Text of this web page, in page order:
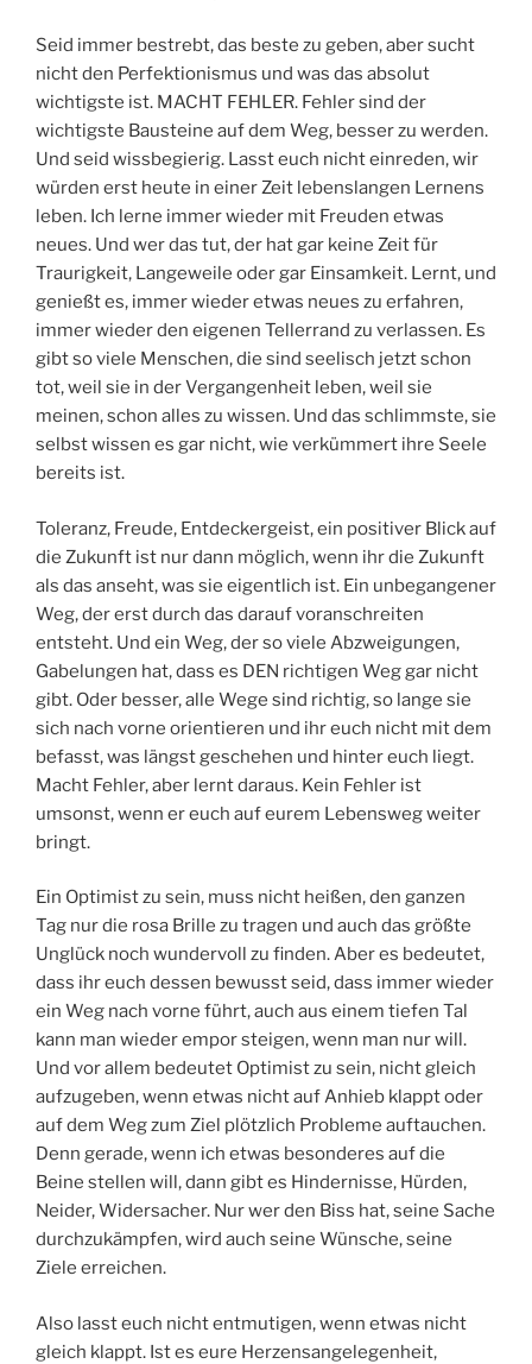
Seid immer bestrebt, das beste zu geben, aber sucht
nicht den Perfektionismus und was das absolut
wichtigste ist. MACHT FEHLER. Fehler sind der
wichtigste Bausteine auf dem Weg, besser zu werden.
Und seid wissbegierig. Lasst euch nicht einreden, wir
würden erst heute in einer Zeit lebenslangen Lernens
leben. Ich lerne immer wieder mit Freuden etwas
neues. Und wer das tut, der hat gar keine Zeit für
Traurigkeit, Langeweile oder gar Einsamkeit. Lernt, und
genießt es, immer wieder etwas neues zu erfahren,
immer wieder den eigenen Tellerrand zu verlassen. Es
gibt so viele Menschen, die sind seelisch jetzt schon
tot, weil sie in der Vergangenheit leben, weil sie
meinen, schon alles zu wissen. Und das schlimmste, sie
selbst wissen es gar nicht, wie verkümmert ihre Seele
bereits ist.
Toleranz, Freude, Entdeckergeist, ein positiver Blick auf
die Zukunft ist nur dann möglich, wenn ihr die Zukunft
als das anseht, was sie eigentlich ist. Ein unbegangener
Weg, der erst durch das darauf voranschreiten
entsteht. Und ein Weg, der so viele Abzweigungen,
Gabelungen hat, dass es DEN richtigen Weg gar nicht
gibt. Oder besser, alle Wege sind richtig, so lange sie
sich nach vorne orientieren und ihr euch nicht mit dem
befasst, was längst geschehen und hinter euch liegt.
Macht Fehler, aber lernt daraus. Kein Fehler ist
umsonst, wenn er euch auf eurem Lebensweg weiter
bringt.
Ein Optimist zu sein, muss nicht heißen, den ganzen
Tag nur die rosa Brille zu tragen und auch das größte
Unglück noch wundervoll zu finden. Aber es bedeutet,
dass ihr euch dessen bewusst seid, dass immer wieder
ein Weg nach vorne führt, auch aus einem tiefen Tal
kann man wieder empor steigen, wenn man nur will.
Und vor allem bedeutet Optimist zu sein, nicht gleich
aufzugeben, wenn etwas nicht auf Anhieb klappt oder
auf dem Weg zum Ziel plötzlich Probleme auftauchen.
Denn gerade, wenn ich etwas besonderes auf die
Beine stellen will, dann gibt es Hindernisse, Hürden,
Neider, Widersacher. Nur wer den Biss hat, seine Sache
durchzukämpfen, wird auch seine Wünsche, seine
Ziele erreichen.
Also lasst euch nicht entmutigen, wenn etwas nicht
gleich klappt. Ist es eure Herzensangelegenheit,